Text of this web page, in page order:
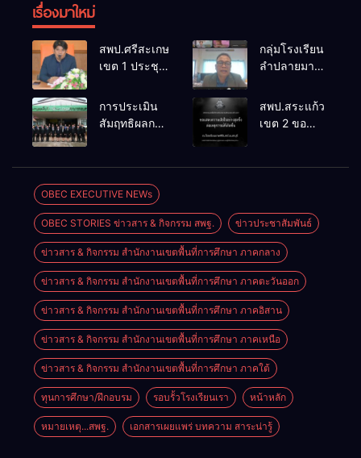
เรื่องมาใหม่
สพป.ศรีสะเกษ
เขต 1 ประชุม
จัดการ
แข่งขันงาน
ศิลปหัตถกรรม
74 ปีการ
ศึกษา 2569
กลุ่มโรงเรียน
ลำปลายมาศ
เคลื่อน RT,
NT, O-NET
การประเมิน
สัมฤทธิผลการ
ศึกษา
ตำแหน่ง รอง
ผู้อำนวยการ
สถานศึกษา
สพป.สระแก้ว
เขต 2 ขอ
OBEC EXECUTIVE NEWs
OBEC STORIES ข่าวสาร & กิจกรรม สพฐ. ข่าวประชาสัมพันธ์
ข่าวสาร & กิจกรรม สำนักงานเขตพื้นที่การศึกษา ภาคกลาง
ข่าวสาร & กิจกรรม สำนักงานเขตพื้นที่การศึกษา ภาคตะวันออก
ข่าวสาร & กิจกรรม สำนักงานเขตพื้นที่การศึกษา ภาคอิสาน
ข่าวสาร & กิจกรรม สำนักงานเขตพื้นที่การศึกษา ภาคเหนือ
ข่าวสาร & กิจกรรม สำนักงานเขตพื้นที่การศึกษา ภาคใต้
ทุนการศึกษา/ฝึกอบรม รอบรั้วโรงเรียนเรา หน้าหลัก
หมายเหตุ...สพฐ. เอกสารเผยแพร่ บทความ สาระน่ารู้